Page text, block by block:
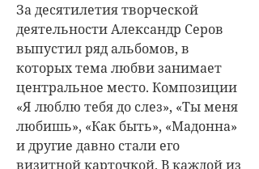
За десятилетия творческой
деятельности Александр Серов
выпустил ряд альбомов, в
которых тема любви занимает
центральное место. Композиции
«Я люблю тебя до слез», «Ты меня
любишь», «Как быть», «Мадонна»
и другие давно стали его
визитной карточкой. В каждой из